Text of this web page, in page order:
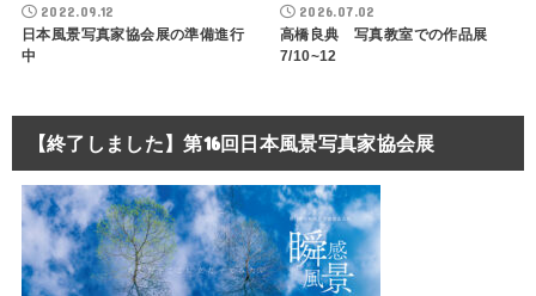
2022.09.12
日本風景写真家協会展の準備進行
中
2026.07.02
高橋良典 写真教室での作品展
7/10~12
【終了しました】第16回日本風景写真家協会展